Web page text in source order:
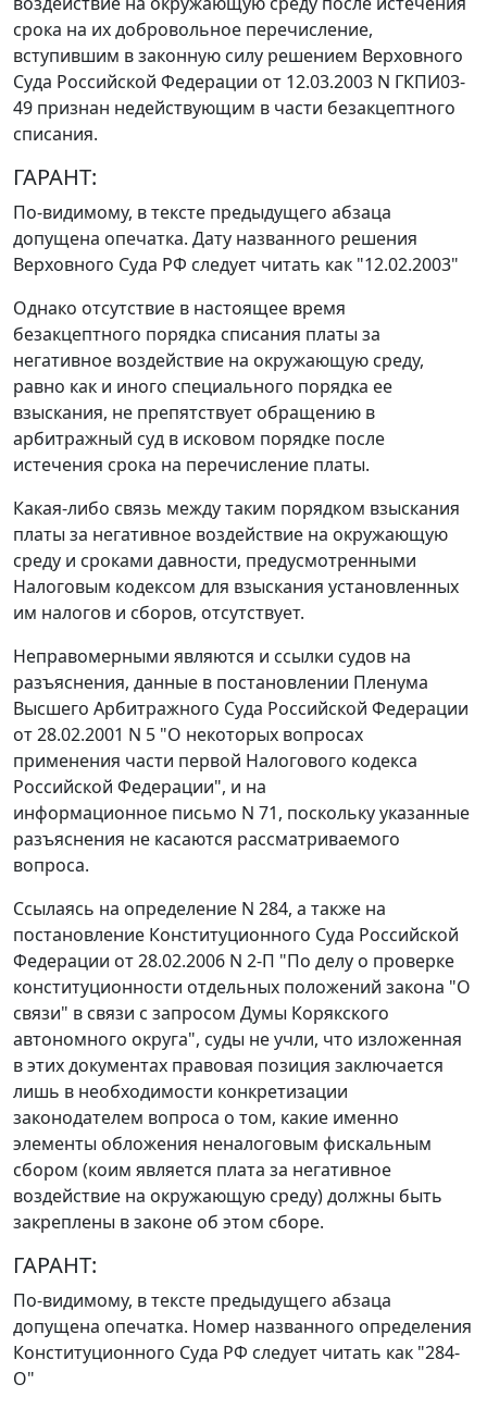
срока на их добровольное перечисление,
вступившим в законную силу решением Верховного
Суда Российской Федерации от 12.03.2003 N ГКПИ03-
49 признан недействующим в части безакцептного
списания.
ГАРАНТ:
По-видимому, в тексте предыдущего абзаца
допущена опечатка. Дату названного решения
Верховного Суда РФ следует читать как "12.02.2003"
Однако отсутствие в настоящее время
безакцептного порядка списания платы за
негативное воздействие на окружающую среду,
равно как и иного специального порядка ее
взыскания, не препятствует обращению в
арбитражный суд в исковом порядке после
истечения срока на перечисление платы.
Какая-либо связь между таким порядком взыскания
платы за негативное воздействие на окружающую
среду и сроками давности, предусмотренными
Налоговым кодексом для взыскания установленных
им налогов и сборов, отсутствует.
Неправомерными являются и ссылки судов на
разъяснения, данные в постановлении Пленума
Высшего Арбитражного Суда Российской Федерации
от 28.02.2001 N 5 "О некоторых вопросах
применения части первой Налогового кодекса
Российской Федерации", и на
информационное письмо N 71, поскольку указанные
разъяснения не касаются рассматриваемого
вопроса.
Ссылаясь на определение N 284, а также на
постановление Конституционного Суда Российской
Федерации от 28.02.2006 N 2-П "По делу о проверке
конституционности отдельных положений закона "О
связи" в связи с запросом Думы Корякского
автономного округа", суды не учли, что изложенная
в этих документах правовая позиция заключается
лишь в необходимости конкретизации
законодателем вопроса о том, какие именно
элементы обложения неналоговым фискальным
сбором (коим является плата за негативное
воздействие на окружающую среду) должны быть
закреплены в законе об этом сборе.
ГАРАНТ:
По-видимому, в тексте предыдущего абзаца
допущена опечатка. Номер названного определения
Конституционного Суда РФ следует читать как "284-
О"